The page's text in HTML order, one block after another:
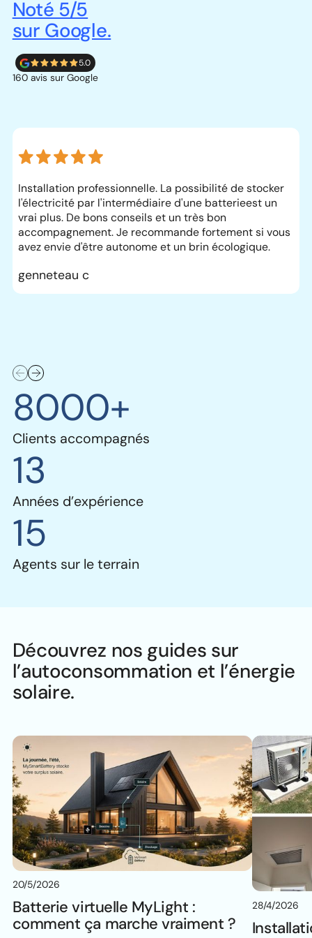
Noté 5/5
sur Google.
5.0
160 avis sur Google
Installation professionnelle. La possibilité de stocker
l'électricité par l'intermédiaire d'une batterieest un
vrai plus. De bons conseils et un très bon
accompagnement. Je recommande fortement si vous
avez envie d'être autonome et un brin écologique.
genneteau c
8000+
Clients accompagnés
13
Années d’expérience
15
Agents sur le terrain
Découvrez nos guides sur
l’autoconsommation et l’énergie
solaire.
20/5/2026
Batterie virtuelle MyLight :
comment ça marche vraiment ?
28/4/2026